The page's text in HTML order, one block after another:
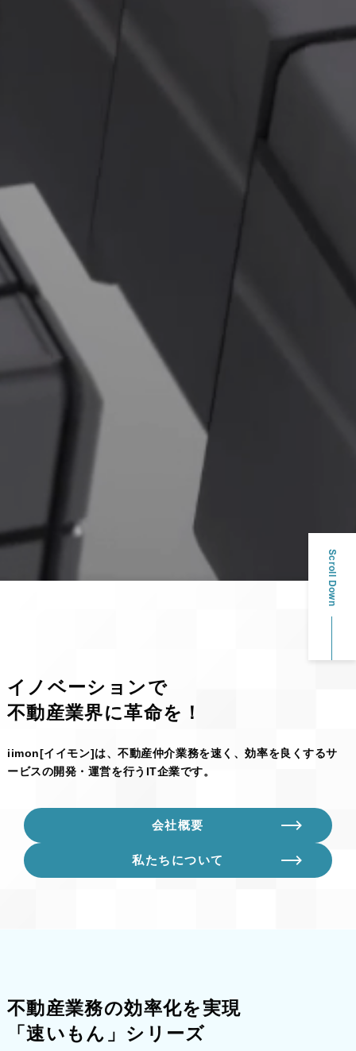
Scroll Down
イノベーションで
不動産業界に革命を！
iimon[イイモン]は、不動産仲介業務を速く、効率を良くするサ
ービスの開発・運営を行うIT企業です。
会社概要
私たちについて
不動産業務の効率化を実現
「速いもん」シリーズ